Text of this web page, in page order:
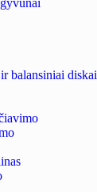
balansiniai diskai